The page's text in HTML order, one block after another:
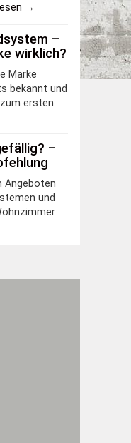
→
–
wirklich?
Marke
bekannt und
ersten...
–
Angeboten
und